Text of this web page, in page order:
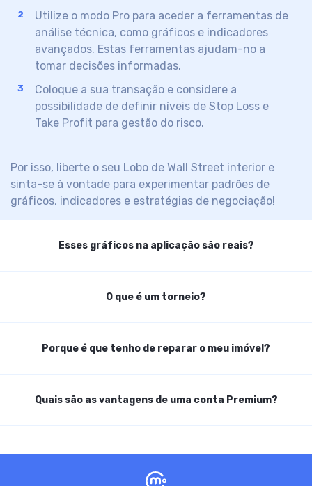
Utilize o modo Pro para aceder a ferramentas de
análise técnica, como gráficos e indicadores
avançados. Estas ferramentas ajudam-no a
tomar decisões informadas.
Coloque a sua transação e considere a
possibilidade de definir níveis de Stop Loss e
Take Profit para gestão do risco.
Por isso, liberte o seu Lobo de Wall Street interior e
sinta-se à vontade para experimentar padrões de
gráficos, indicadores e estratégias de negociação!
Esses gráficos na aplicação são reais?
Todos os gráficos e cotações de mercado são 100%
reais. A Cryptomania fornece cotações reais das
O que é um torneio?
Um torneio é uma competição entre os comerciantes
para obter a classificação mais elevada entre os
Porque é que tenho de reparar o meu imóvel?
Quando compra uma propriedade no Invest Empire,
uma das suas tarefas como locatário é manter a
Mas, por vezes, algo corre mal, fica partido, danificado
Quais são as vantagens de uma conta Premium?